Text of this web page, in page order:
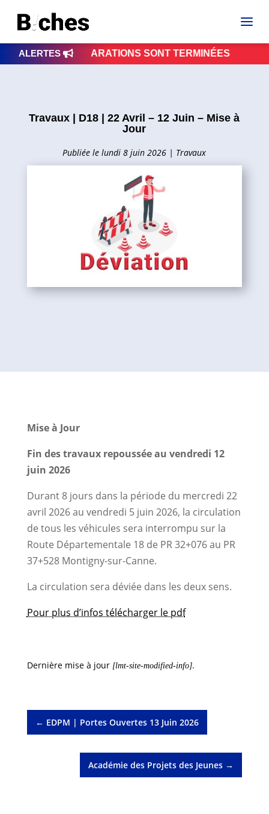
ALERTES SONT TERMINÉES VIGILANCE |
Travaux | D18 | 22 Avril – 12 Juin – Mise à
Jour
lundi 8 juin 2026 | Travaux
Mise à Jour
Fin des travaux repoussée au vendredi 12
juin 2026
Durant 8 jours dans la période du mercredi 22
avril 2026 au vendredi 5 juin 2026, la circulation
de tous les véhicules sera interrompu sur la
Route Départementale 18 de PR 32+076 au PR
37+528 Montigny-sur-Canne.
La circulation sera déviée dans les deux sens.
Pour plus d’infos télécharger le pdf
Dernière mise à jour [lmt-site-modified-info].
← EDPM | Portes Ouvertes 13 Juin 2026
Académie des Projets des Jeunes →